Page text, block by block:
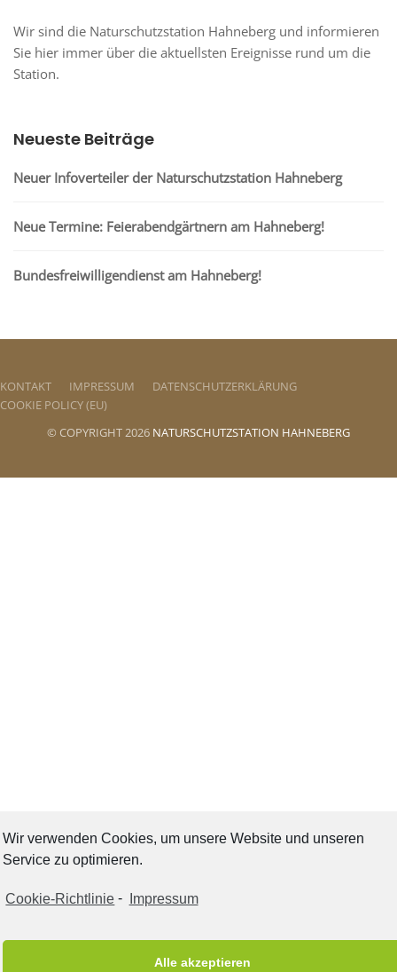
Wir verwenden Cookies, um unsere Website und unseren
Service zu optimieren.
Cookie-Richtlinie - Impressum
Alle akzeptieren
Wir sind die Naturschutzstation Hahneberg und informieren
Sie hier immer über die aktuellsten Ereignisse rund um die
Station.
Neueste Beiträge
Neuer Infoverteiler der Naturschutzstation Hahneberg
Neue Termine: Feierabendgärtnern am Hahneberg!
Bundesfreiwilligendienst am Hahneberg!
KONTAKT IMPRESSUM
DATENSCHUTZERKLÄRUNG
COOKIE POLICY (EU)
© COPYRIGHT 2026 NATURSCHUTZSTATION HAHNEBERG